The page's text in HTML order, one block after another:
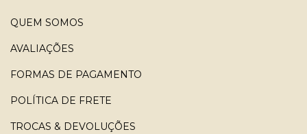
QUEM SOMOS
AVALIAÇÕES
FORMAS DE PAGAMENTO
POLÍTICA DE FRETE
TROCAS & DEVOLUÇÕES